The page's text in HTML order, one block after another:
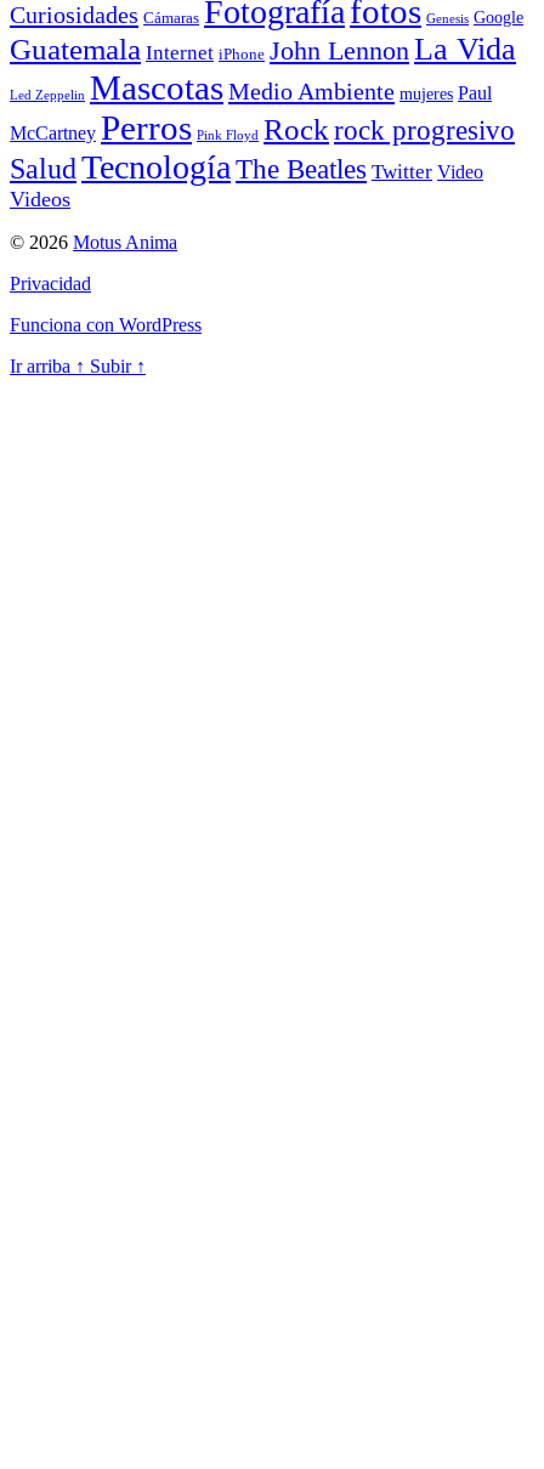
Curiosidades Cámaras Fotografíafotos Genesis Google
Guatemala Internet iPhone John Lennon La Vida
Led Zeppelin MascotasMedio Ambiente mujeres Paul
McCartney Perros Pink Floyd Rock rock progresivo
SaludTecnología The Beatles Twitter Video
Videos
© 2026 Motus Anima
Privacidad
Funciona con WordPress
Ir arriba ↑ Subir ↑